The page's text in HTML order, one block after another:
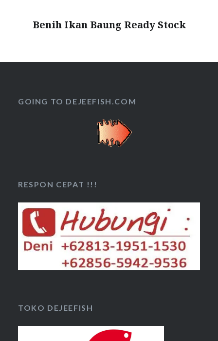
Benih Ikan Baung Ready Stock
GOING TO DEJEEFISH.COM
RESPON CEPAT !!!
TOKO DEJEEFISH